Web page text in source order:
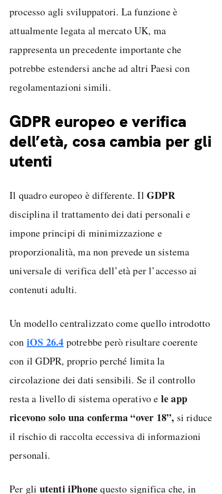
processo agli sviluppatori. La funzione è
attualmente legata al mercato UK, ma
rappresenta un precedente importante che
potrebbe estendersi anche ad altri Paesi con
regolamentazioni simili.
GDPR europeo e verifica
dell’età, cosa cambia per gli
utenti
Il quadro europeo è differente. Il GDPR
disciplina il trattamento dei dati personali e
impone principi di minimizzazione e
proporzionalità, ma non prevede un sistema
universale di verifica dell’età per l’accesso ai
contenuti adulti.
Un modello centralizzato come quello introdotto
con iOS 26.4 potrebbe però risultare coerente
con il GDPR, proprio perché limita la
circolazione dei dati sensibili. Se il controllo
resta a livello di sistema operativo e le app
ricevono solo una conferma “over 18”, si riduce
il rischio di raccolta eccessiva di informazioni
personali.
Per gli utenti iPhonequesto significa che, in